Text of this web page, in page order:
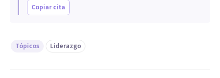
Copiar cita
Tópicos Liderazgo